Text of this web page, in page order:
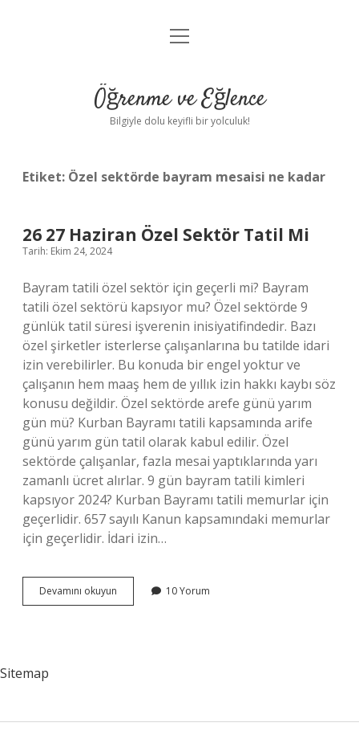
Anasayfa
Yasal Uyarı
menüyü
Öğrenme ve Eğlence
Bilgiyle dolu keyifli bir yolculuk!
Etiket: Özel sektörde bayram mesaisi ne kadar
26 27 Haziran Özel Sektör Tatil Mi
Tarih: Ekim 24, 2024
Bayram tatili özel sektör için geçerli mi? Bayram
tatili özel sektörü kapsıyor mu? Özel sektörde 9
günlük tatil süresi işverenin inisiyatifindedir. Bazı
özel şirketler isterlerse çalışanlarına bu tatilde idari
izin verebilirler. Bu konuda bir engel yoktur ve
çalışanın hem maaş hem de yıllık izin hakkı kaybı söz
konusu değildir. Özel sektörde arefe günü yarım
gün mü? Kurban Bayramı tatili kapsamında arife
günü yarım gün tatil olarak kabul edilir. Özel
sektörde çalışanlar, fazla mesai yaptıklarında yarı
zamanlı ücret alırlar. 9 gün bayram tatili kimleri
kapsıyor 2024? Kurban Bayramı tatili memurlar için
geçerlidir. 657 sayılı Kanun kapsamındaki memurlar
için geçerlidir. İdari izin…
Devamını okuyun
27
10 Yorum
Sitemap